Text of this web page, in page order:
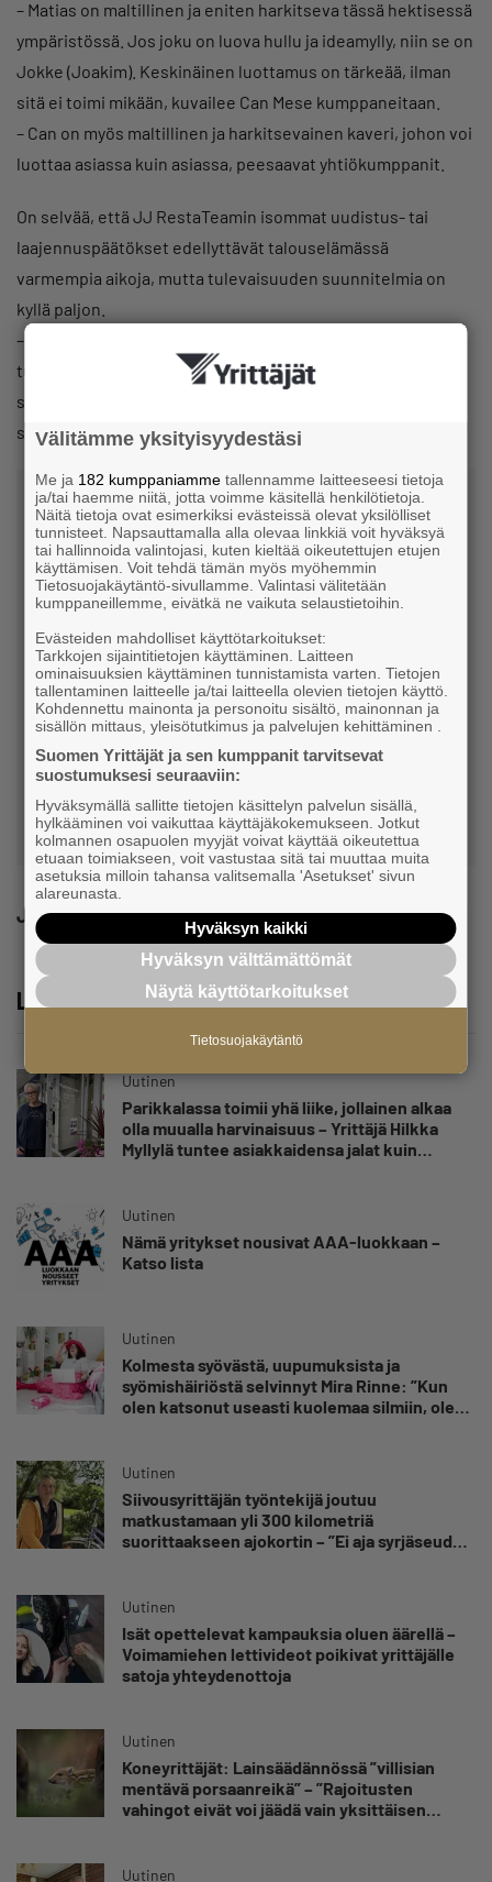
– Matias on maltillinen ja eniten harkitseva tässä hektisessä
ympäristössä. Jos joku on luova hullu ja ideamylly, niin se on
Jokke (Joakim). Keskinäinen luottamus on tärkeää, ilman
sitä ei toimi mikään, kuvailee Can Mese kumppaneitaan.
– Can on myös maltillinen ja harkitsevainen kaveri, johon voi
luottaa asiassa kuin asiassa, peesaavat yhtiökumppanit.
On selvää, että JJ RestaTeamin isommat uudistus- tai
laajennuspäätökset edellyttävät talouselämässä
varmempia aikoja, mutta tulevaisuuden suunnitelmia on
kyllä paljon.
– Olemme perustaneet rinnalle kiinteistösijoitusyhtiön
tulevaisuutta ajatellen. Tarkoittaako se uusia paikkoja,
suurempia kumppanuuksia tai franchising-konseptointia,
se jää nähtäväksi. Ehkä jotain näistä toteutuu, visioi Mese.
JJ RestaTeam Oy
Osakkaat: Joakim Parkkonen, Matias Pyykkö, Can
Mese ja Jorma Ahonen
Ravintolat: Ravintola Uoma, Ravinteli Vintti, Puisto
Brgr ja Topbox catering- ja tapahtumapalvelut
Perustettu: 2018
Kotipaikka: Hämeenlinna
Henkilöstö: 16
Liikevaihto: 1,5 m€ arvio 2022
Jaa
Lue lisää
Uutinen
Parikkalassa toimii yhä liike, jollainen alkaa
olla muualla harvinaisuus – Yrittäjä Hilkka
Myllylä tuntee asiakkaidensa jalat kuin
Uutinen
Nämä yritykset nousivat AAA-luokkaan –
Katso lista
Uutinen
Kolmesta syövästä, uupumuksista ja
syömishäiriöstä selvinnyt Mira Rinne: ”Kun
olen katsonut useasti kuolemaa silmiin, olen
Uutinen
Siivousyrittäjän työntekijä joutuu
matkustamaan yli 300 kilometriä
suorittaakseen ajokortin – ”Ei aja syrjäseudun
Uutinen
Isät opettelevat kampauksia oluen äärellä –
Voimamiehen lettivideot poikivat yrittäjälle
satoja yhteydenottoja
Uutinen
Koneyrittäjät: Lainsäädännössä ”villisian
mentävä porsaanreikä” – ”Rajoitusten
vahingot eivät voi jäädä vain yksittäisen
Uutinen
Välitämme yksityisyydestäsi
Me ja 182 kumppaniamme tallennamme laitteeseesi tietoja
ja/tai haemme niitä, jotta voimme käsitellä henkilötietoja.
Näitä tietoja ovat esimerkiksi evästeissä olevat yksilölliset
tunnisteet. Napsauttamalla alla olevaa linkkiä voit hyväksyä
tai hallinnoida valintojasi, kuten kieltää oikeutettujen etujen
käyttämisen. Voit tehdä tämän myös myöhemmin
Tietosuojakäytäntö-sivullamme. Valintasi välitetään
kumppaneillemme, eivätkä ne vaikuta selaustietoihin.
Evästeiden mahdolliset käyttötarkoitukset:
Tarkkojen sijaintitietojen käyttäminen. Laitteen
ominaisuuksien käyttäminen tunnistamista varten. Tietojen
tallentaminen laitteelle ja/tai laitteella olevien tietojen käyttö.
Kohdennettu mainonta ja personoitu sisältö, mainonnan ja
sisällön mittaus, yleisötutkimus ja palvelujen kehittäminen .
Suomen Yrittäjät ja sen kumppanit tarvitsevat
suostumuksesi seuraaviin:
Hyväksymällä sallitte tietojen käsittelyn palvelun sisällä,
hylkääminen voi vaikuttaa käyttäjäkokemukseen. Jotkut
kolmannen osapuolen myyjät voivat käyttää oikeutettua
etuaan toimiakseen, voit vastustaa sitä tai muuttaa muita
asetuksia milloin tahansa valitsemalla 'Asetukset' sivun
alareunasta.
Hyväksyn kaikki
Hyväksyn välttämättömät
Näytä käyttötarkoitukset
Tietosuojakäytäntö